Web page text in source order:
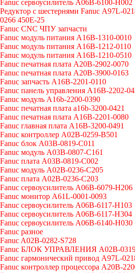
Fanuc сервоусилитель A06B-6100-H002
Редуктор с шестернями Fanuc А97L-
0266 450E-25
Fanuc CNC ЧПУ запчасти
Fanuc модуль питания A16B-1310-0010
Fanuc модуль питания A16B-1212-0110
Fanuc модуль питания A16B-1210-0510
Fanuc печатная плата A20B-2902-0070
Fanuc печатная плата A20B-3900-0163
Fanuc запчасть A16B-2201-0110
Fanuc панель управления A16B-2202-
Fanuc модуль A16b-2200-0390
Fanuc печатная плата a16b-3200-0421
Fanuc печатная плата A16B-2201-0080
Fanuc главная плата A16B-3200-0491
Fanuc контроллер A02B-0259-B501
Fanuc блок A03B-0819-C011
Fanuc модуль A03B-0807-C161
Fanuc плата A03B-0819-C002
Fanuc модуль A02B-0236-C205
Fanuc плата A02B-0236-C203
Fanuc сервоусилитель A06B-6079-H206
Fanuc монитор A61L-0001-0093
Fanuc сервоусилитель A06B-6117-H103
Fanuc сервоусилитель A06B-6117-H304
Fanuc сервоусилитель A06B-6140-H030
Fanuc разное
Fanuc A02B-0282-S728
Fanuc БЛОК УПРАВЛЕНИЯ A02B-
Fanuc гармонический привод A97L-
Fanuc контроллер процессора A20B-